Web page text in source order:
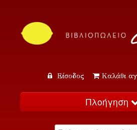
Είσοδος Καλάθι
Πλοήγηση